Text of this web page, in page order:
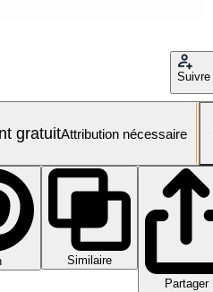
Suivre
gratuitAttribution nécessaire
Similaire
Partager